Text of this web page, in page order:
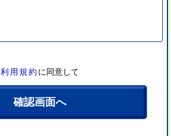
利用規約 に同意して
確認画面へ